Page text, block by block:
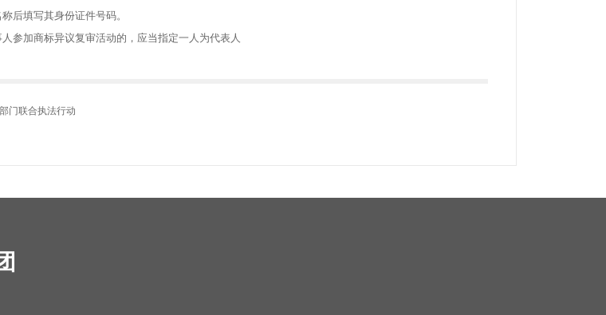
填写其身份证件号码。
加商标异议复审活动的，应当指定一人为代表人
门联合执法行动